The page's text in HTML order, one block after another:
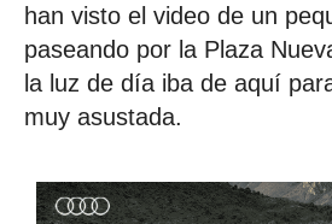
han visto el video de un
paseando por la Plaza
la luz de día iba de aquí
muy asustada.